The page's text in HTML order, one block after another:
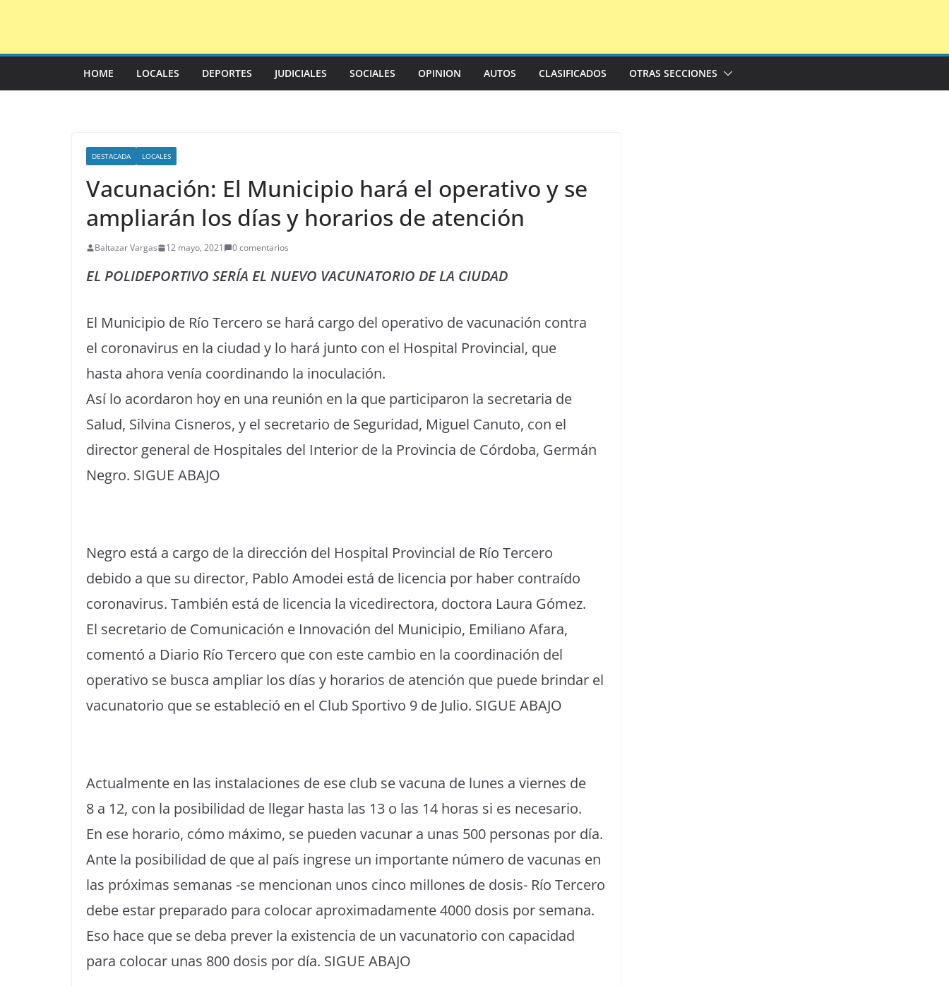
HOME LOCALES DEPORTES JUDICIALES SOCIALES OPINION AUTOS CLASIFICADOS OTRAS SECCIONES
DESTACADA LOCALES
Vacunación: El Municipio hará el operativo y se
ampliarán los días y horarios de atención
Baltazar Vargas 12 mayo, 2021 0 comentarios
EL POLIDEPORTIVO SERÍA EL NUEVO VACUNATORIO DE LA CIUDAD
El Municipio de Río Tercero se hará cargo del operativo de vacunación contra
el coronavirus en la ciudad y lo hará junto con el Hospital Provincial, que
hasta ahora venía coordinando la inoculación.
Así lo acordaron hoy en una reunión en la que participaron la secretaria de
Salud, Silvina Cisneros, y el secretario de Seguridad, Miguel Canuto, con el
director general de Hospitales del Interior de la Provincia de Córdoba, Germán
Negro. SIGUE ABAJO
Negro está a cargo de la dirección del Hospital Provincial de Río Tercero
debido a que su director, Pablo Amodei está de licencia por haber contraído
coronavirus. También está de licencia la vicedirectora, doctora Laura Gómez.
El secretario de Comunicación e Innovación del Municipio, Emiliano Afara,
comentó a Diario Río Tercero que con este cambio en la coordinación del
operativo se busca ampliar los días y horarios de atención que puede brindar el
vacunatorio que se estableció en el Club Sportivo 9 de Julio. SIGUE ABAJO
Actualmente en las instalaciones de ese club se vacuna de lunes a viernes de
8 a 12, con la posibilidad de llegar hasta las 13 o las 14 horas si es necesario.
En ese horario, cómo máximo, se pueden vacunar a unas 500 personas por día.
Ante la posibilidad de que al país ingrese un importante número de vacunas en
las próximas semanas -se mencionan unos cinco millones de dosis- Río Tercero
debe estar preparado para colocar aproximadamente 4000 dosis por semana.
Eso hace que se deba prever la existencia de un vacunatorio con capacidad
para colocar unas 800 dosis por día. SIGUE ABAJO